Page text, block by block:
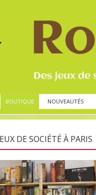
BOUTIQUE NOUVEAUTÉS
DE SOCIÉTÉ À PARIS